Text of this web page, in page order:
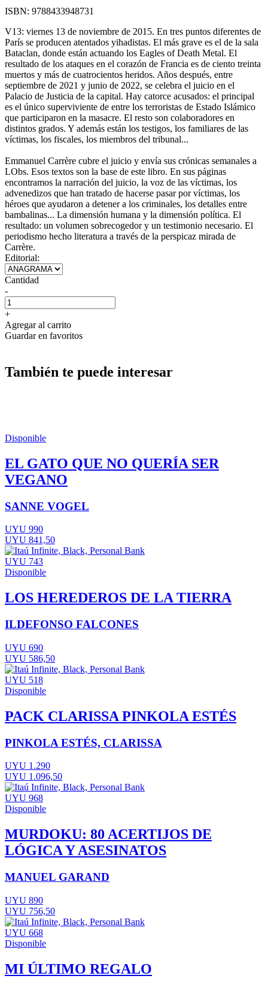
ISBN: 9788433948731
V13: viernes 13 de noviembre de 2015. En tres puntos diferentes de
París se producen atentados yihadistas. El más grave es el de la sala
Bataclan, donde están actuando los Eagles of Death Metal. El
resultado de los ataques en el corazón de Francia es de ciento treinta
muertos y más de cuatrocientos heridos. Años después, entre
septiembre de 2021 y junio de 2022, se celebra el juicio en el
Palacio de Justicia de la capital. Hay catorce acusados: el principal
es el único superviviente de entre los terroristas de Estado Islámico
que participaron en la masacre. El resto son colaboradores en
distintos grados. Y además están los testigos, los familiares de las
víctimas, los fiscales, los miembros del tribunal...
Emmanuel Carrère cubre el juicio y envía sus crónicas semanales a
LObs. Esos textos son la base de este libro. En sus páginas
encontra­mos la narración del juicio, la voz de las víctimas, los
advenedizos que han tratado de hacerse pasar por víctimas, los
héroes que ayudaron a detener a los criminales, los detalles entre
bambalinas... La dimensión humana y la dimensión política. El
resultado: un volumen sobrecogedor y un testimonio necesario. El
periodismo hecho literatura a través de la perspicaz mirada de
Carrère.
Editorial:
Cantidad
-
+
Agregar al carrito
Guardar en favoritos
También te puede interesar
Disponible
EL GATO QUE NO QUERÍA SER
VEGANO
SANNE VOGEL
UYU 990
UYU 841,50
UYU 743
Disponible
LOS HEREDEROS DE LA TIERRA
ILDEFONSO FALCONES
UYU 690
UYU 586,50
UYU 518
Disponible
PACK CLARISSA PINKOLA ESTÉS
PINKOLA ESTÉS, CLARISSA
UYU 1.290
UYU 1.096,50
UYU 968
Disponible
MURDOKU: 80 ACERTIJOS DE
LÓGICA Y ASESINATOS
MANUEL GARAND
UYU 890
UYU 756,50
UYU 668
Disponible
MI ÚLTIMO REGALO